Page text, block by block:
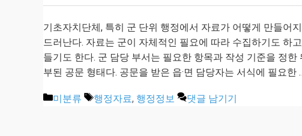
기초자치단체, 특히 군 단위 행정에서 자료가 어떻게 만들어
드러난다. 자료는 군이 자체적인 필요에 따라 수집하기도 하
들기도 한다. 군 담당 부서는 필요한 항목과 작성 기준을 정
부된 공문 형태다. 공문을 받은 읍·면 담당자는 서식에 필요한
카
미분류
태
행정자료, 행정정보 댓글 남기기